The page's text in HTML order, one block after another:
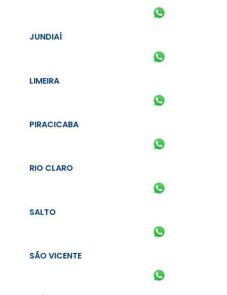
JUNDIAÍ
LIMEIRA
PIRACICABA
RIO CLARO
SALTO
SÃO VICENTE